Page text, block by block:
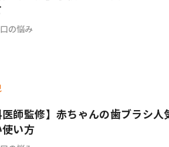
の悩み
医師監修】赤ちゃんの歯ブラシ
い方